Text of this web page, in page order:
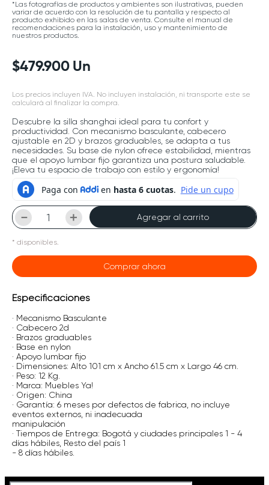
*Las fotografías de productos y ambientes son ilustrativas, pueden
variar de acuerdo con la resolución de tu pantalla y respecto al
producto exhibido en las salas de venta. Consulte el manual de
recomendaciones para la instalación, uso y mantenimiento de
nuestros productos.
$479.900 Un
Los precios incluyen IVA. No incluyen instalación, ni transporte este se
calculará al finalizar la compra.
Descubre la silla shanghai ideal para tu confort y
productividad. Con mecanismo basculante, cabecero
ajustable en 2D y brazos graduables, se adapta a tus
necesidades. Su base de nylon ofrece estabilidad, mientras
que el apoyo lumbar fijo garantiza una postura saludable.
¡Eleva tu espacio de trabajo con estilo y ergonomía!
＋
－ Agregar al carrito
* disponibles.
Comprar ahora
Especificaciones
· Mecanismo Basculante
· Cabecero 2d
· Brazos graduables
· Base en nylon
· Apoyo lumbar fijo
· Dimensiones: Alto 101 cm x Ancho 61.5 cm x Largo 46 cm.
· Peso: 12 Kg.
· Marca: Muebles Ya!
· Origen: China
· Garantía: 6 meses por defectos de fabrica, no incluye
eventos externos, ni inadecuada
manipulación
· Tiempos de Entrega: Bogotá y ciudades principales 1 - 4
días hábiles, Resto del país 1
- 8 días hábiles.